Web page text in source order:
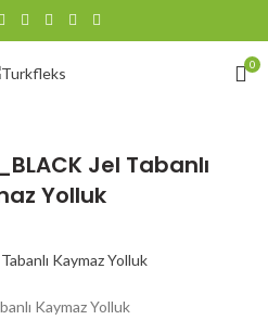
0
Jel Tabanlı
Yolluk
Kaymaz Yolluk